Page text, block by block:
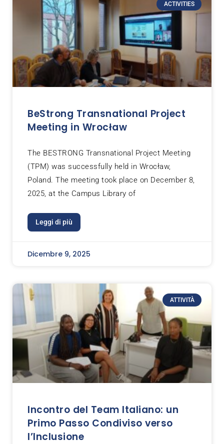
ACTIVITIES
BeStrong Transnational Project
Meeting in Wrocław
The BESTRONG Transnational Project Meeting
(TPM) was successfully held in Wrocław,
Poland. The meeting took place on December 8,
2025, at the Campus Library of
Leggi di più
Dicembre 9, 2025
ATTIVITÀ
Incontro del Team Italiano: un
Primo Passo Condiviso verso
l’Inclusione